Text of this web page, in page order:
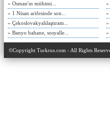
» Osman'ın mühimi...
» 1 Nisan arifesinde son...
» Çekoslovakyalılaştıram...
» Banyo bahane, sosyalle...
»
»
»
»
©Copyright Turkrus.com - All Rights